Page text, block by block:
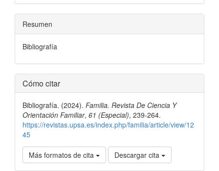
Resumen
Bibliografía
Detalles
del
artículo
Cómo citar
Bibliografía. (2024). Familia. Revista De Ciencia Y
Orientación Familiar, 61 (Especial), 239-264.
https://revistas.upsa.es/index.php/familia/article/view/12
45
Más formatos de cita Descargar cita